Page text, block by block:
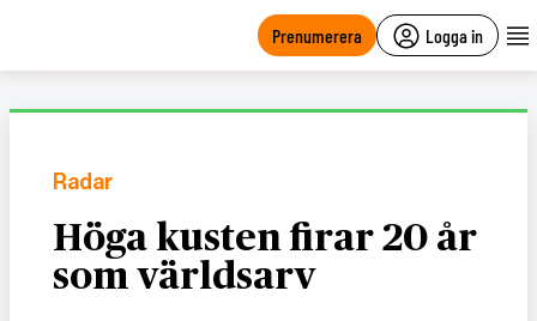
Prenumerera Logga in
Radar
Höga kusten firar 20 år
som världsarv